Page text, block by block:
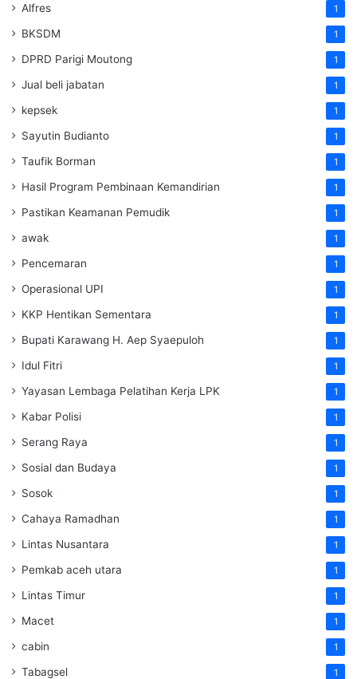
Alfres 1
BKSDM 1
DPRD Parigi Moutong 1
Jual beli jabatan 1
kepsek 1
Sayutin Budianto 1
Taufik Borman 1
Hasil Program Pembinaan Kemandirian 1
Pastikan Keamanan Pemudik 1
awak 1
Pencemaran 1
Operasional UPI 1
KKP Hentikan Sementara 1
Bupati Karawang H. Aep Syaepuloh 1
Idul Fitri 1
Yayasan Lembaga Pelatihan Kerja LPK 1
Kabar Polisi 1
Serang Raya 1
Sosial dan Budaya 1
Sosok 1
Cahaya Ramadhan 1
Lintas Nusantara 1
Pemkab aceh utara 1
Lintas Timur 1
Macet 1
cabin 1
Tabagsel 1